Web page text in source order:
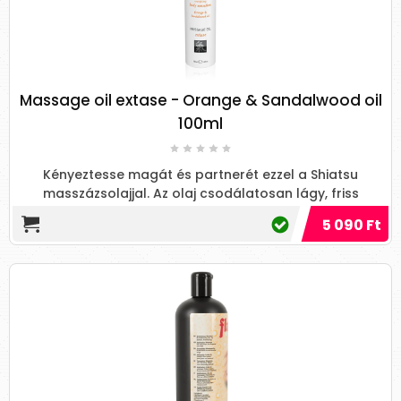
Alapanyagoktól függetlenül más kategóriákat
is felállíthatunk, mint például az illat vagy
vannak egészen speciális, kifejezetetten
Jóni masszázsolaj: a jóni egy szanszkrit
eredetű szó, ami a nő nemi szervet jelenti,
a jóni masszázsolaj az érzékiség olaja.
Használható az intim testrész
fertőzésének megelőzése érdekében,
szexuális önismeretre és a szexuális
ingerek fokozására. Hetente 3-4-szer kell
kultúrkörben úgy tartják, hogy ez
energetizálja az alső két csakrát
(gyökércsakra és szexcsakra), fertőtlenít
és növeli a szexuális vágyat. A népszerű
jóni masszázsnak is a jóni masszázsolaj az
alapja. A jóni masszázs olaj afrodiziákum
Massage oil extase - Orange & Sandalwood oil
100ml
Kényeztesse magát és partnerét ezzel a Shiatsu
masszázsolajjal. Az olaj csodálatosan lágy, friss
5 090 Ft